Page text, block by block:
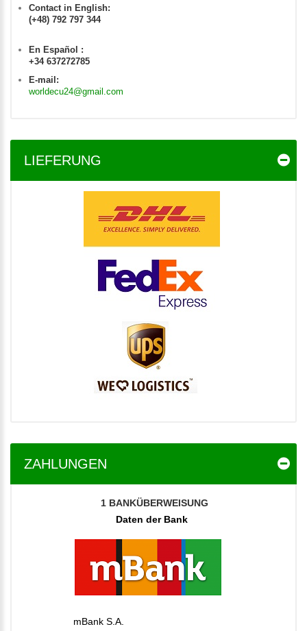
Contact in English:
(+48) 792 797 344
En Español :
+34 637272785
E-mail:
worldecu24@gmail.com
LIEFERUNG
ZAHLUNGEN
1 BANKÜBERWEISUNG
Daten der Bank
mBank S.A.